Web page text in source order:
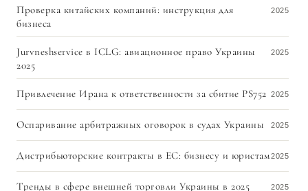
Проверка китайских компаний: инструкция для
бизнеса
2025
Jurvneshservice в ICLG: авиационное право Украины
2025
2025
Привлечение Ирана к ответственности за сбитие PS752 2025
Оспаривание арбитражных оговорок в судах Украины 2025
Дистрибьюторские контракты в ЕС: бизнесу и юристам2025
Тренды в сфере внешней торговли Украины в 2025
2025